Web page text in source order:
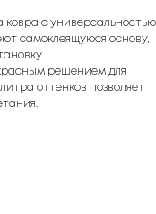
ковра с универсальностью
самоклеящуюся основу,
решением для
оттенков позволяет